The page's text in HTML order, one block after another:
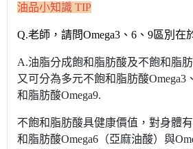
油品小知識 TIP
Q.老師，請問Omega3、6、9區別在
A.油脂分成飽和脂肪酸及不飽和脂
又可分為多元不飽和脂肪酸Omega3
和脂肪酸Omega9.
不飽和脂肪酸具健康價值，對身體
和脂肪酸Omega6（亞麻油酸）與